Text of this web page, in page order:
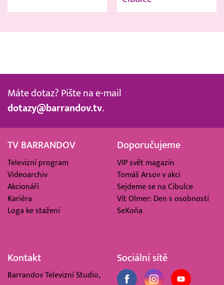
Máte dotaz? Pište na e-mail
dotazy@barrandov.tv.
TV BARRANDOV
Televizní program
Videoarchiv
Akcionáři
Kariéra
Loga ke stažení
Doporučujeme
VIP svět magazín
Tomáš Arsov v akci
Sejdeme se na Cibulce
Vít Olmer: Den s osobností
SeXoňa
Kontakt
Barrandov Televizní Studio,
Sociální sítě